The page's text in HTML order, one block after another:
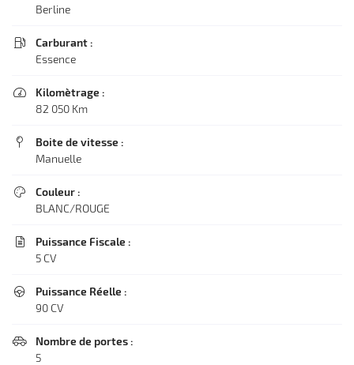
Berline

Carburant :
Essence

Kilomètrage :
82 050 Km

Boite de vitesse :
Manuelle

Couleur :
BLANC/ROUGE

Puissance Fiscale :
5 CV

Puissance Réelle :
90 CV

Nombre de portes :
5